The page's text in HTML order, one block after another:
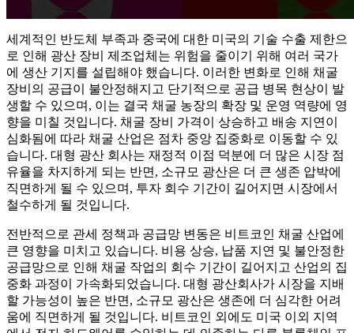
세계적인 반도체 부족과 중국에 대한 미국의 기술 수출 제한으
로 인해 광산 장비 제조업체는 위험을 줄이기 위해 여러 국가
에 생산 기지를 설립해야 했습니다. 이러한 변화로 인해 채굴
장비의 공급이 불안정해지고 단기적으로 공급 병목 현상이 발
생할 수 있으며, 이는 결국 채굴 농장의 확장 및 운영 역량에 영
향을 미칠 것입니다. 채굴 장비 가격이 상승하고 배송 지연이
심화됨에 따라 채굴 산업은 점차 중앙 집중화로 이동할 수 있
습니다. 대형 광산 회사는 재정적 이점 덕분에 더 많은 시장 점
유율을 차지하게 되는 반면, 소규모 광산은 더 큰 생존 압박에
직면하게 될 수 있으며, 투자 회수 기간이 길어지면 시장에서
철수하게 될 것입니다.
전반적으로 관세 정책과 공급망 변동은 비트코인 ​​채굴 산업에
큰 영향을 미치고 있습니다. 비용 상승, 납품 지연 및 불안정한
공급망으로 인해 채굴 작업의 회수 기간이 길어지고 산업의 집
중화 과정이 가속화되었습니다. 대형 광산회사가 시장을 지배
할 가능성이 높은 반면, 소규모 광산은 생존에 더 심각한 어려
움에 직면하게 될 것입니다. 비트코인 외에도 미국 이외 지역